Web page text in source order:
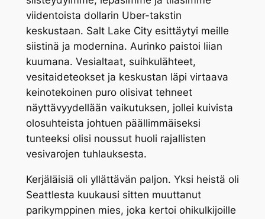
viidentoista dollarin Uber-takstin
keskustaan. Salt Lake City esittäytyi meille
siistinä ja modernina. Aurinko paistoi liian
kuumana. Vesialtaat, suihkulähteet,
vesitaideteokset ja keskustan läpi virtaava
keinotekoinen puro olisivat tehneet
näyttävyydellään vaikutuksen, jollei kuivista
olosuhteista johtuen päällimmäiseksi
tunteeksi olisi noussut huoli rajallisten
vesivarojen tuhlauksesta.
Kerjäläisiä oli yllättävän paljon. Yksi heistä oli
Seattlesta kuukausi sitten muuttanut
parikymppinen mies, joka kertoi ohikulkijoille